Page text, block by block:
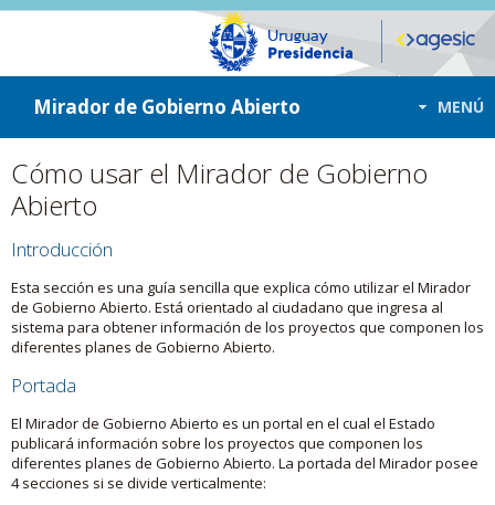
ir a contenido
ir al menú
Mirador de Gobierno Abierto MENÚ
Cómo usar el Mirador de Gobierno
Abierto
Introducción
Esta sección es una guía sencilla que explica cómo utilizar el Mirador
de Gobierno Abierto. Está orientado al ciudadano que ingresa al
sistema para obtener información de los proyectos que componen los
diferentes planes de Gobierno Abierto.
Portada
El Mirador de Gobierno Abierto es un portal en el cual el Estado
publicará información sobre los proyectos que componen los
diferentes planes de Gobierno Abierto. La portada del Mirador posee
4 secciones si se divide verticalmente: